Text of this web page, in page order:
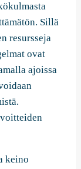
Sillä
resursseja
ovat
ajoissa
keino